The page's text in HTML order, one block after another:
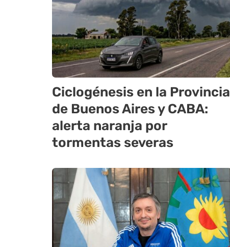
Ciclogénesis en la Provincia
de Buenos Aires y CABA:
alerta naranja por
tormentas severas